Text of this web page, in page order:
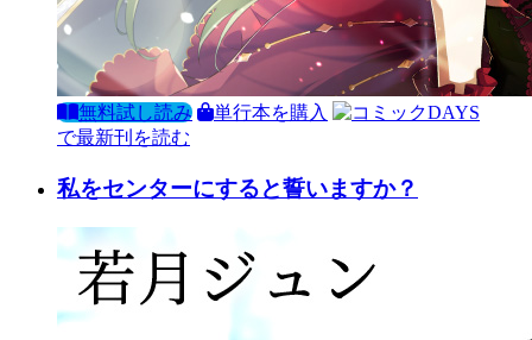
無料試し読み
単行本を購入
で最新刊を読む
私をセンターにすると誓いますか？